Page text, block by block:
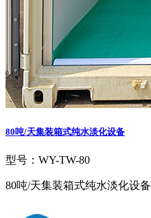
80吨/天集装箱式纯水淡化设备
型号：WY-TW-80
80吨/天集装箱式纯水淡化设备